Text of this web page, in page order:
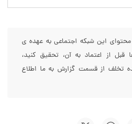
این شبکه اجتماعی به عهده ی
از اعتماد به آن، تحقیق کنید،
تخلف از قسمت گزارش به ما اطلاع